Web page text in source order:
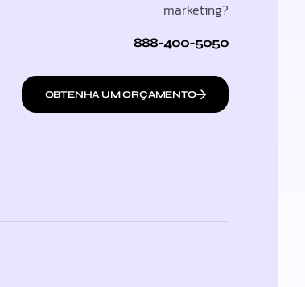
marketing?
888-400-5050
OBTENHA UM ORÇAMENTO